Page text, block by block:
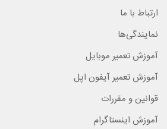
ارتباط با ما
نمایندگی‌ها
آموزش تعمیر موبایل
آموزش تعمیر آیفون اپل
قوانین و مقررات
آموزش اینستاگرام